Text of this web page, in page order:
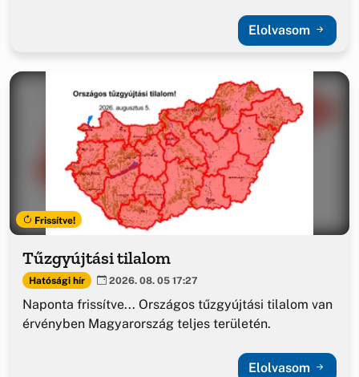
Elolvasom
Frissítve!
Tűzgyújtási tilalom
Hatósági hír 2026. 08. 05 17:27
Naponta frissítve... Országos tűzgyújtási tilalom van
érvényben Magyarország teljes területén.
Elolvasom